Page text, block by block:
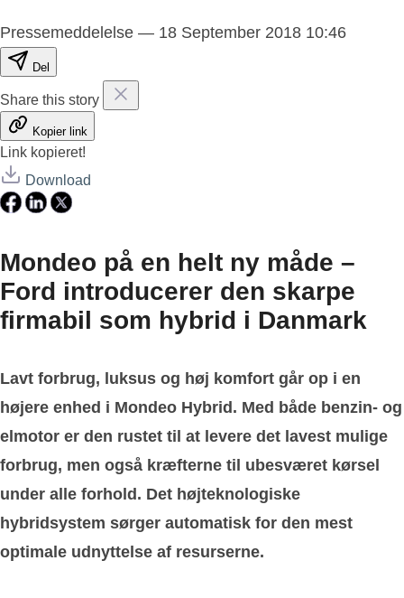
Pressemeddelelse — 18 September 2018 10:46
Del
Share this story
Kopier link
Link kopieret!
Download
Mondeo på en helt ny måde –
Ford introducerer den skarpe
firmabil som hybrid i Danmark
Lavt forbrug, luksus og høj komfort går op i en
højere enhed i Mondeo Hybrid. Med både benzin- og
elmotor er den rustet til at levere det lavest mulige
forbrug, men også kræfterne til ubesværet kørsel
under alle forhold. Det højteknologiske
hybridsystem sørger automatisk for den mest
optimale udnyttelse af resurserne.